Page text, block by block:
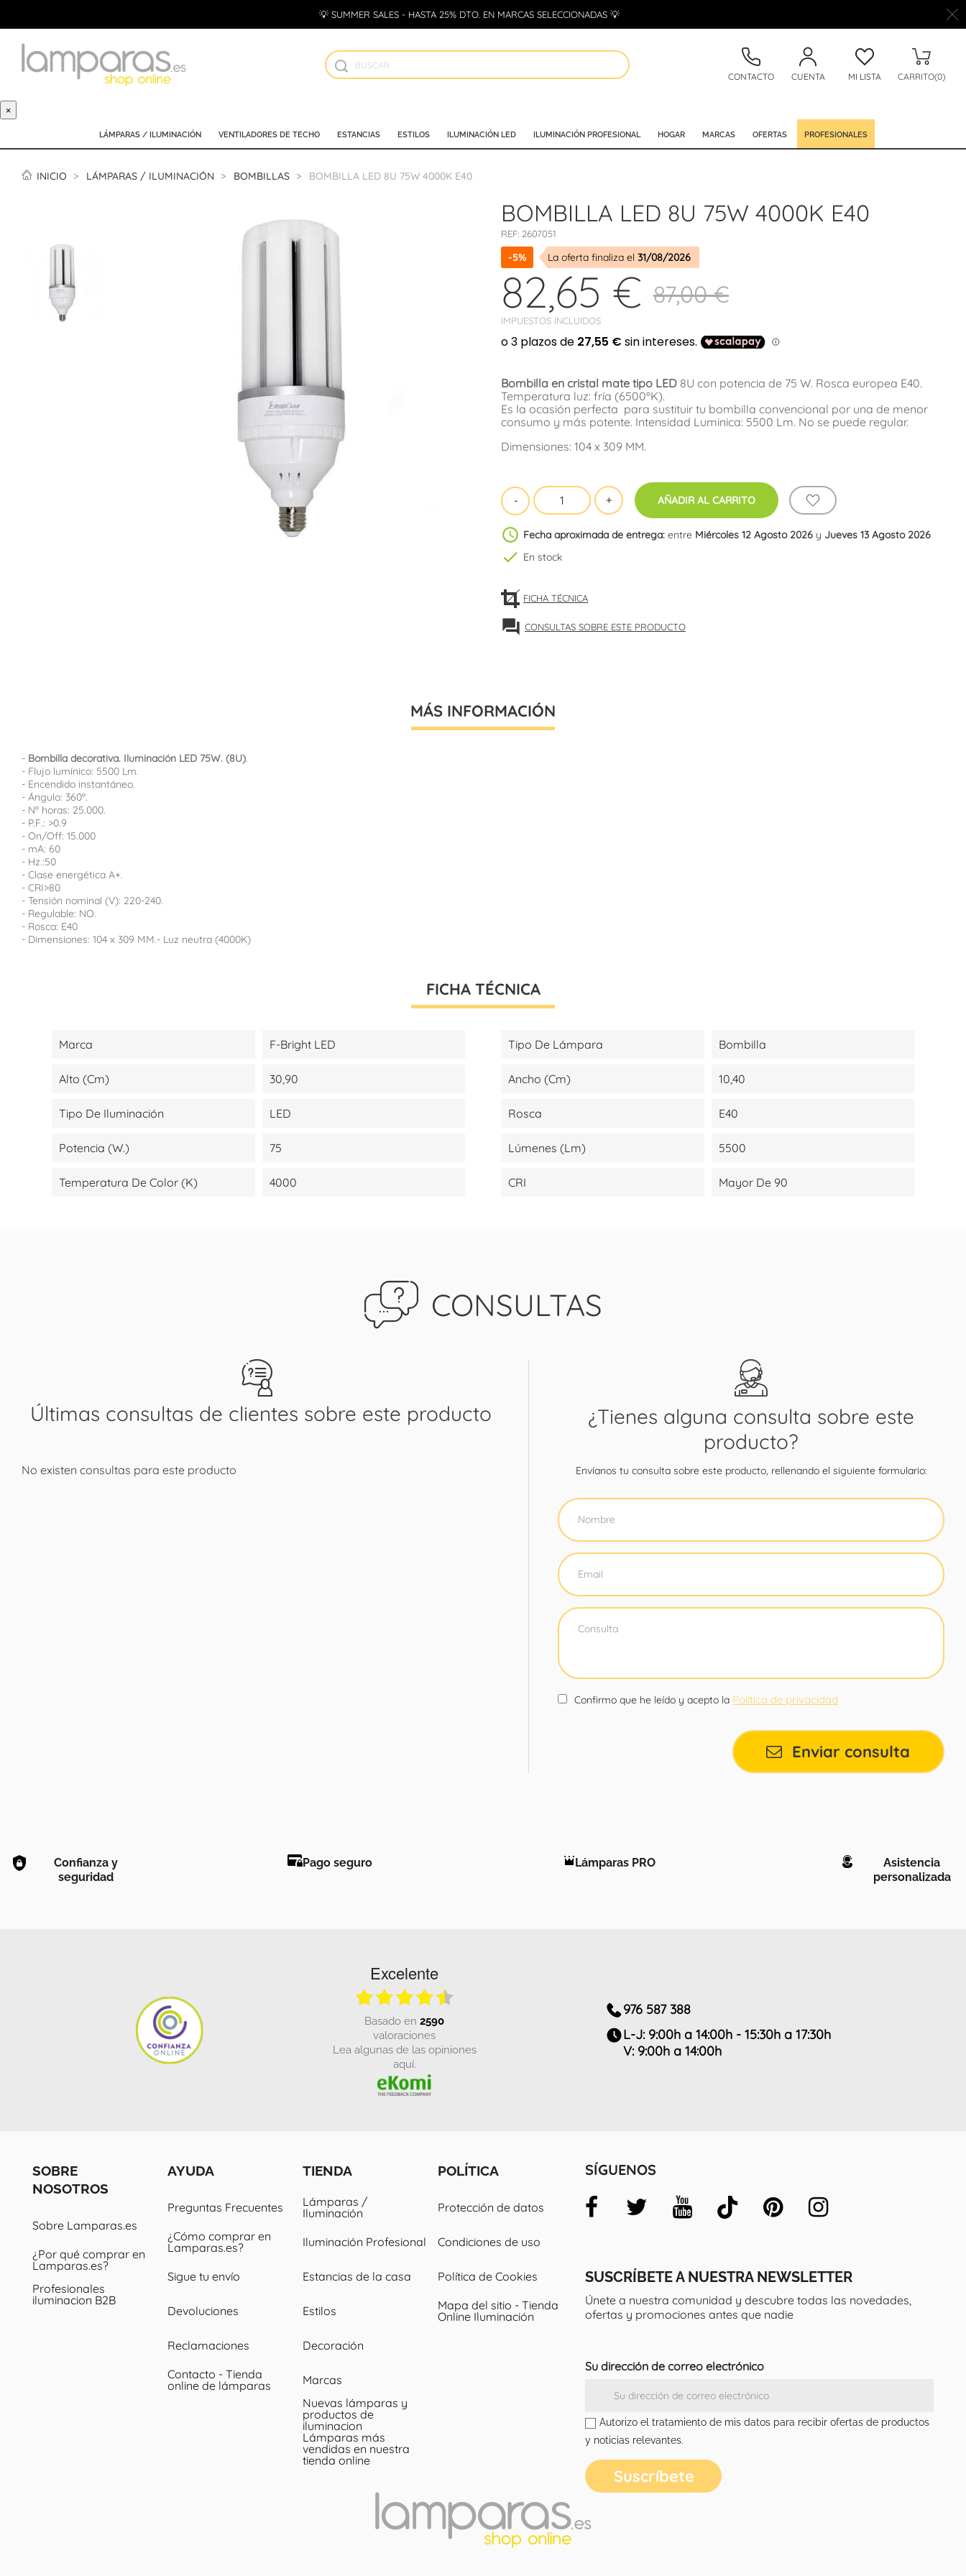
💡 SUMMER SALES - HASTA 25% DTO. EN MARCAS SELECCIONADAS 💡
CONTACTO CUENTA MI LISTA CARRITO(0)
×
LÁMPARAS / ILUMINACIÓN VENTILADORES DE TECHO ESTANCIAS ESTILOS ILUMINACIÓN LED ILUMINACIÓN PROFESIONAL HOGAR MARCAS OFERTAS PROFESIONALES
INICIO LÁMPARAS / ILUMINACIÓN BOMBILLAS BOMBILLA LED 8U 75W 4000K E40
BOMBILLA LED 8U 75W 4000K E40
REF: 2607051
-5% La oferta finaliza el 31/08/2026
82,65 €
IMPUESTOS INCLUIDOS
87,00 €
Bombilla en cristal mate tipo LED 8U con potencia de 75 W. Rosca europea E40.
Temperatura luz: fría (6500ºK).
Es la ocasión perfecta para sustituir tu bombilla convencional por una de menor
consumo y más potente. Intensidad Luminica: 5500 Lm. No se puede regular.
Dimensiones: 104 x 309 MM.
AÑADIR AL CARRITO
schedule Fecha aproximada de entrega: entre Miércoles 12 Agosto 2026 y Jueves 13 Agosto 2026
check En stock
FICHA TÉCNICA
forum CONSULTAS SOBRE ESTE PRODUCTO
MÁS INFORMACIÓN
- Bombilla decorativa. Iluminación LED 75W. (8U).
- Flujo lumínico: 5500 Lm.
- Encendido instantáneo.
- Ángulo: 360º.
- Nº horas: 25.000.
- P.F.: >0.9
- On/Off: 15.000
- mA: 60
- Hz.:50
- Clase energética A+.
- CRI>80
- Tensión nominal (V): 220-240.
- Regulable: NO.
- Rosca: E40
- Dimensiones: 104 x 309 MM.- Luz neutra (4000K)
FICHA TÉCNICA
Marca F-Bright LED Tipo De Lámpara Bombilla
Alto (cm) 30,90 Ancho (cm) 10,40
Tipo De Iluminación LED Rosca E40
Potencia (W.) 75 Lúmenes (lm) 5500
Temperatura De Color (K) 4000 CRI Mayor De 90
CONSULTAS
Últimas consultas de clientes sobre este producto
No existen consultas para este producto
¿Tienes alguna consulta sobre este
producto?
Envíanos tu consulta sobre este producto, rellenando el siguiente formulario:
Confirmo que he leído y acepto la Política de privacidad
Enviar consulta
Confianza y
seguridad
Pago seguro Lámparas PRO
Asistencia
personalizada
Excelente
basado en 2590
valoraciones
Lea algunas de las opiniones
aquí.
976 587 388
L-J: 9:00h a 14:00h - 15:30h a 17:30h
V: 9:00h a 14:00h
SOBRE
NOSOTROS
Sobre Lamparas.es
¿Por qué comprar en
Lamparas.es?
Profesionales
iluminacion B2B
AYUDA
Preguntas Frecuentes
¿Cómo comprar en
Lamparas.es?
Sigue tu envío
Devoluciones
Reclamaciones
Contacto - Tienda
online de lámparas
TIENDA
Lámparas /
Iluminación
Iluminación Profesional
Estancias de la casa
Estilos
Decoración
Marcas
Nuevas lámparas y
productos de
iluminacion
Lámparas más
vendidas en nuestra
tienda online
POLÍTICA
Protección de datos
Condiciones de uso
Política de Cookies
Mapa del sitio - Tienda
Online Iluminación
SUSCRÍBETE A NUESTRA NEWSLETTER
Únete a nuestra comunidad y descubre todas las novedades,
ofertas y promociones antes que nadie
Su dirección de correo electrónico
Autorizo el tratamiento de mis datos para recibir ofertas de productos
y noticias relevantes.
SÍGUENOS